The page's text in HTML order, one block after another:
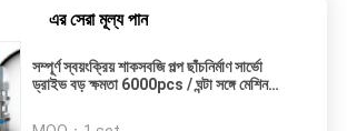
এর সেরা মূল্য পান
সম্পূর্ণ স্বয়ংক্রিয় শাকসবজি পল্প ছাঁচনির্মাণ সার্ভো
ড্রাইভ বড় ক্ষমতা 6000pcs / ঘন্টা সঙ্গে মেশিন